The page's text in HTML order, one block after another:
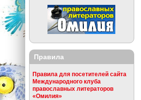
Правила
Правила для посетителей сайта
Международного клуба
православных литераторов
«Омилия»